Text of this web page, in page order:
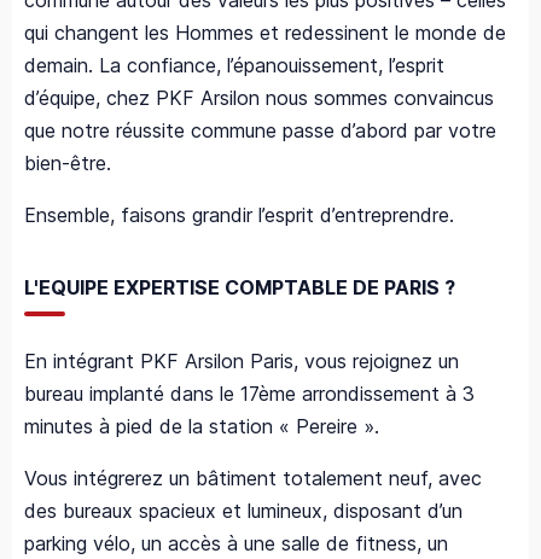
qui changent les Hommes et redessinent le monde de
demain. La confiance, l’épanouissement, l’esprit
d’équipe, chez PKF Arsilon nous sommes convaincus
que notre réussite commune passe d’abord par votre
bien-être.
Ensemble, faisons grandir l’esprit d’entreprendre.
L'EQUIPE EXPERTISE COMPTABLE DE PARIS ?
En intégrant PKF Arsilon Paris, vous rejoignez un
bureau implanté dans le 17ème arrondissement à 3
minutes à pied de la station « Pereire ».
Vous intégrerez un bâtiment totalement neuf, avec
des bureaux spacieux et lumineux, disposant d’un
parking vélo, un accès à une salle de fitness, un